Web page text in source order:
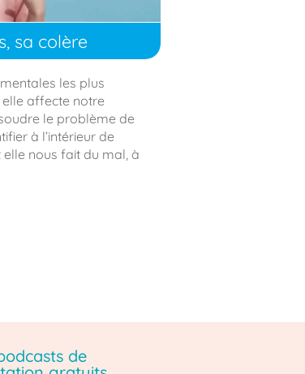
sa colère
les plus
affecte notre
le problème de
à l’intérieur de
nous fait du mal, à
de